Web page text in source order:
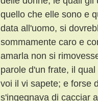
quello che elle sono e
data all'uomo, si
sommamente caro e
amarla non si
parole d'un frate, il
voi il vi sapete; e forse
s'ingegnava di cacciar